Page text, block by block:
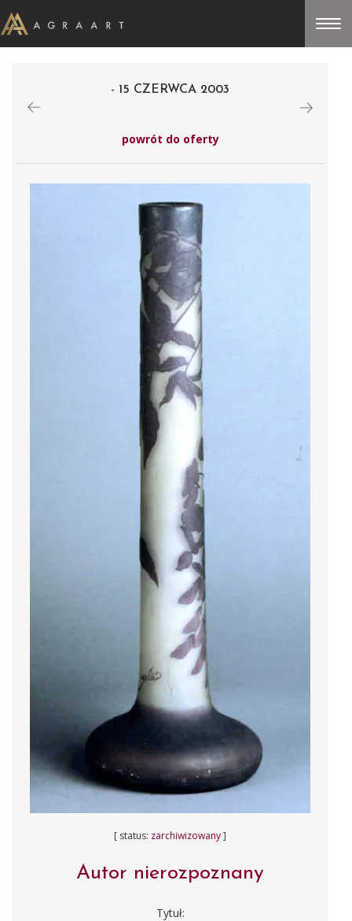
- 15 CZERWCA 2003
powrót do oferty
[ status: zarchiwizowany]
Autor nierozpoznany
Tytuł: